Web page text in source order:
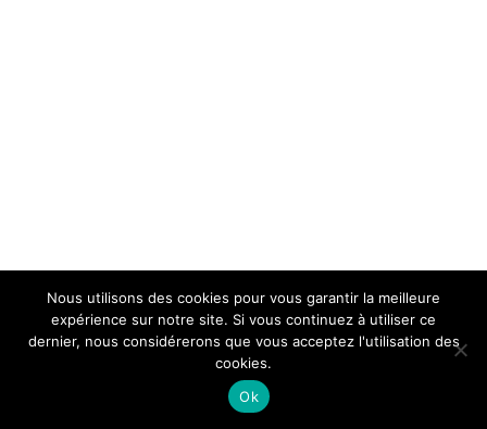
Nous utilisons des cookies pour vous garantir la meilleure
expérience sur notre site. Si vous continuez à utiliser ce
dernier, nous considérerons que vous acceptez l'utilisation des
cookies.
Ok